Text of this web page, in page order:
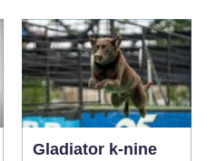
Gladiator k-nine